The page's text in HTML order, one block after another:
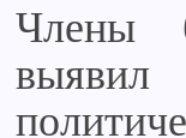
Члены
выявил